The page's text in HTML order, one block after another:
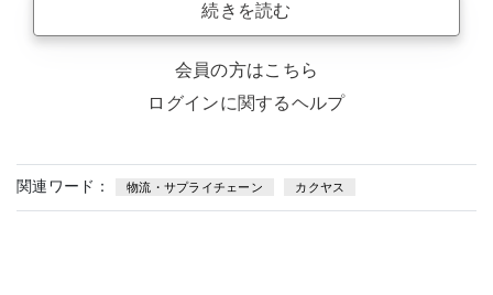
続きを読む
会員の方はこちら
ログインに関するヘルプ
関連ワード： 物流・サプライチェーン カクヤス